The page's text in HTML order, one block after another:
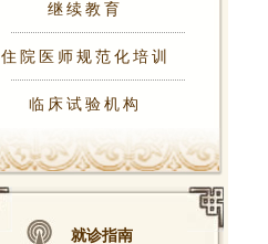
继续教育
住院医师规范化培训
临床试验机构
就诊指南